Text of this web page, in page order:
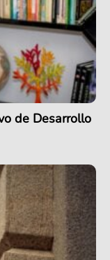
de Desarrollo